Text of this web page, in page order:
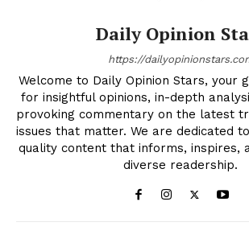
Daily Opinion
https://
Welcome to Daily Opinion Stars, your
for insightful opinions, in-depth
provoking commentary on the latest
issues that matter. We are dedicated
quality content that informs, inspires,
diverse readership.